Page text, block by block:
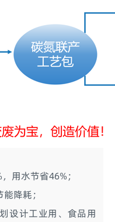
用水节省46%；
降耗；
设计工业用、食品用